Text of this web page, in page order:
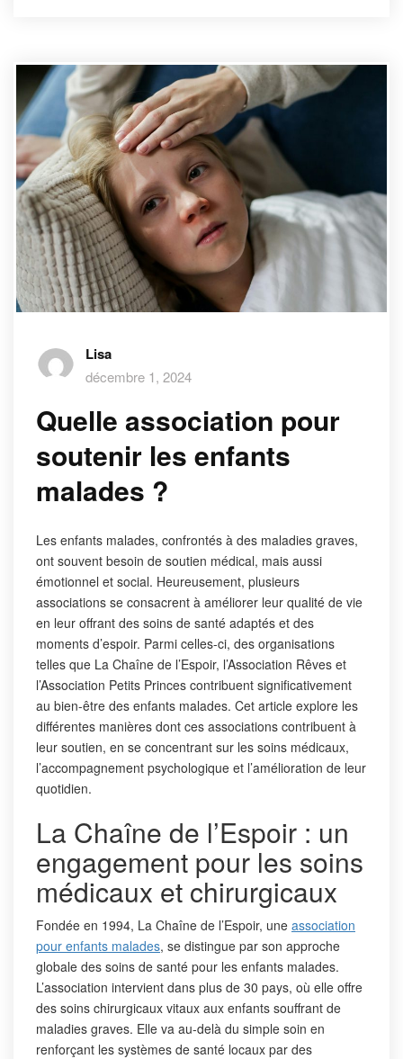
Lisa
décembre 1, 2024
Quelle association pour
soutenir les enfants
malades ?
Les enfants malades, confrontés à des maladies graves,
ont souvent besoin de soutien médical, mais aussi
émotionnel et social. Heureusement, plusieurs
associations se consacrent à améliorer leur qualité de vie
en leur offrant des soins de santé adaptés et des
moments d’espoir. Parmi celles-ci, des organisations
telles que La Chaîne de l’Espoir, l’Association Rêves et
l’Association Petits Princes contribuent significativement
au bien-être des enfants malades. Cet article explore les
différentes manières dont ces associations contribuent à
leur soutien, en se concentrant sur les soins médicaux,
l’accompagnement psychologique et l’amélioration de leur
quotidien.
La Chaîne de l’Espoir : un
engagement pour les soins
médicaux et chirurgicaux
Fondée en 1994, La Chaîne de l’Espoir, une association
pour enfants malades, se distingue par son approche
globale des soins de santé pour les enfants malades.
L’association intervient dans plus de 30 pays, où elle offre
des soins chirurgicaux vitaux aux enfants souffrant de
maladies graves. Elle va au-delà du simple soin en
renforçant les systèmes de santé locaux par des